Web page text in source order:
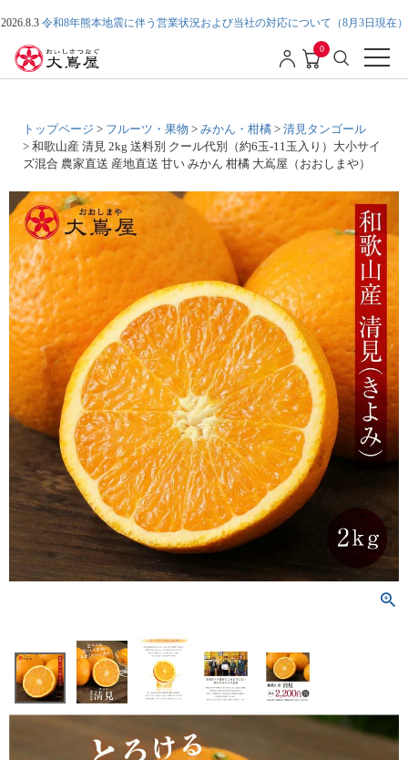
2026.8.3 令和8年熊本地震に伴う営業状況および当社の対応について（8月3日現在）
0
トップページ フルーツ・果物 みかん・柑橘
清見タンゴール
和歌山産 清見 2kg 送料別 クール代別（約6玉-11玉入り）大小サイ
ズ混合 農家直送 産地直送 甘い みかん 柑橘 大嶌屋（おおしまや）